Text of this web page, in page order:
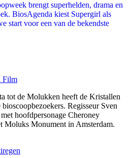
brengt superhelden, drama en
BiosAgenda kiest Supergirl als
start voor een van de bekendste
Film
tot de Molukken heeft de Kristallen
Regisseur Sven
hoofdpersonage Cheroney
Moluks Monument in Amsterdam.